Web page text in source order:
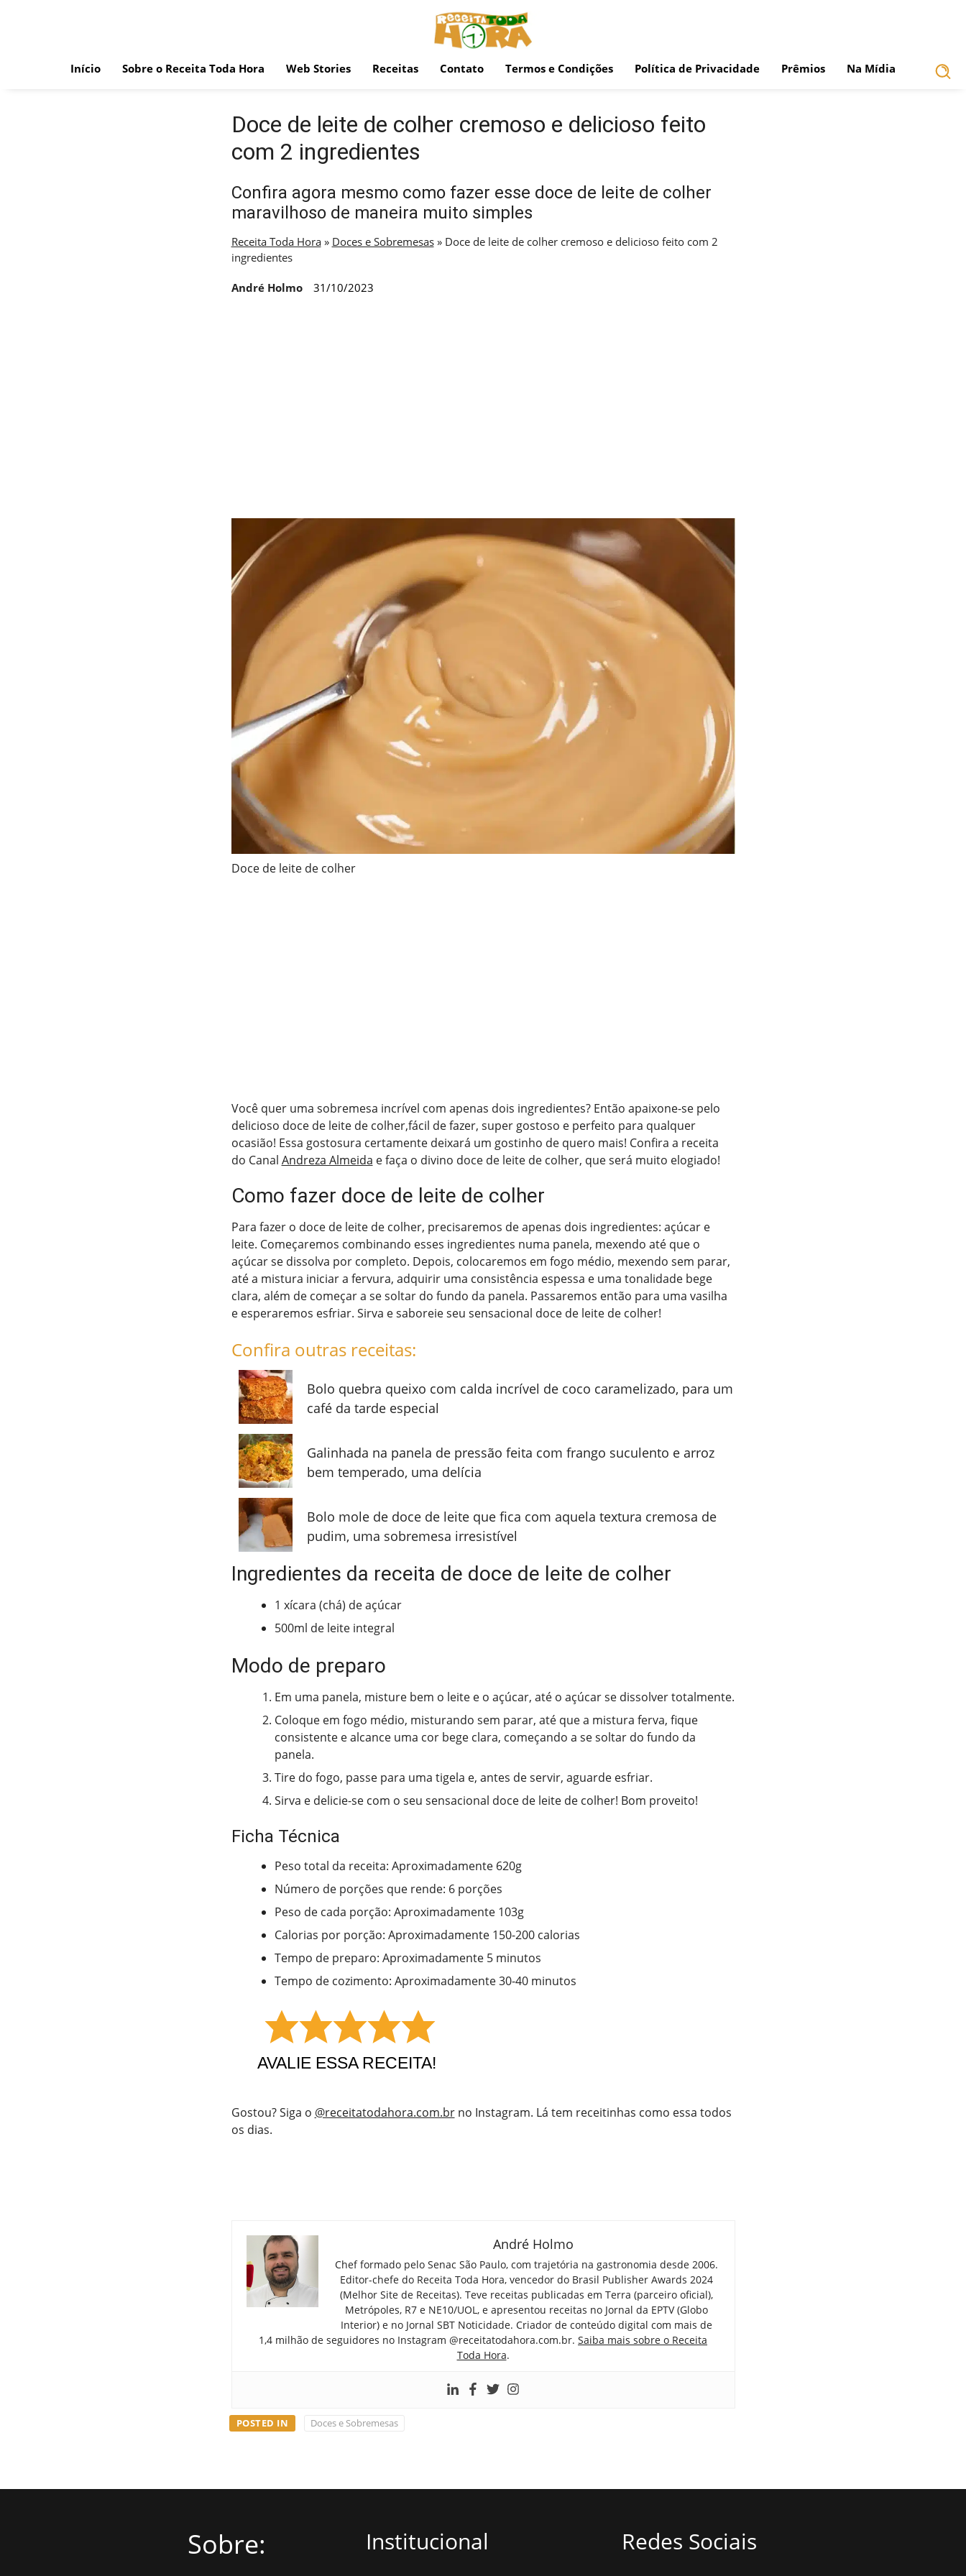
Início Sobre o Receita Toda Hora Web Stories Receitas Contato Termos e Condições Política de Privacidade Prêmios Na Mídia
Doce de leite de colher cremoso e delicioso feito
com 2 ingredientes
Confira agora mesmo como fazer esse doce de leite de colher
maravilhoso de maneira muito simples
Receita Toda Hora» Doces e Sobremesas» Doce de leite de colher cremoso e delicioso feito com 2
ingredientes
André Holmo 31/10/2023
Doce de leite de colher
Você quer uma sobremesa incrível com apenas dois ingredientes? Então apaixone-se pelo
delicioso doce de leite de colher,fácil de fazer, super gostoso e perfeito para qualquer
ocasião! Essa gostosura certamente deixará um gostinho de quero mais! Confira a receita
do Canal Andreza Almeida e faça o divino doce de leite de colher, que será muito elogiado!
Como fazer doce de leite de colher
Para fazer o doce de leite de colher, precisaremos de apenas dois ingredientes: açúcar e
leite. Começaremos combinando esses ingredientes numa panela, mexendo até que o
açúcar se dissolva por completo. Depois, colocaremos em fogo médio, mexendo sem parar,
até a mistura iniciar a fervura, adquirir uma consistência espessa e uma tonalidade bege
clara, além de começar a se soltar do fundo da panela. Passaremos então para uma vasilha
e esperaremos esfriar. Sirva e saboreie seu sensacional doce de leite de colher!
Confira outras receitas:
Bolo quebra queixo com calda incrível de coco caramelizado, para um
café da tarde especial
Galinhada na panela de pressão feita com frango suculento e arroz
bem temperado, uma delícia
Bolo mole de doce de leite que fica com aquela textura cremosa de
pudim, uma sobremesa irresistível
Ingredientes da receita de doce de leite de colher
1 xícara (chá) de açúcar
500ml de leite integral
Modo de preparo
Em uma panela, misture bem o leite e o açúcar, até o açúcar se dissolver totalmente.
Coloque em fogo médio, misturando sem parar, até que a mistura ferva, fique
consistente e alcance uma cor bege clara, começando a se soltar do fundo da
panela.
Tire do fogo, passe para uma tigela e, antes de servir, aguarde esfriar.
Sirva e delicie-se com o seu sensacional doce de leite de colher! Bom proveito!
Ficha Técnica
Peso total da receita: Aproximadamente 620g
Número de porções que rende: 6 porções
Peso de cada porção: Aproximadamente 103g
Calorias por porção: Aproximadamente 150-200 calorias
Tempo de preparo: Aproximadamente 5 minutos
Tempo de cozimento: Aproximadamente 30-40 minutos
AVALIE ESSA RECEITA!
Gostou? Siga o @receitatodahora.com.brno Instagram. Lá tem receitinhas como essa todos
os dias.
André Holmo
Chef formado pelo Senac São Paulo, com trajetória na gastronomia desde 2006.
Editor-chefe do Receita Toda Hora, vencedor do Brasil Publisher Awards 2024
(Melhor Site de Receitas). Teve receitas publicadas em Terra (parceiro oficial),
Metrópoles, R7 e NE10/UOL, e apresentou receitas no Jornal da EPTV (Globo
Interior) e no Jornal SBT Noticidade. Criador de conteúdo digital com mais de
1,4 milhão de seguidores no Instagram @receitatodahora.com.br. Saiba mais sobre o Receita
Toda Hora.
POSTED IN Doces e Sobremesas
Sobre: Institucional Redes Sociais